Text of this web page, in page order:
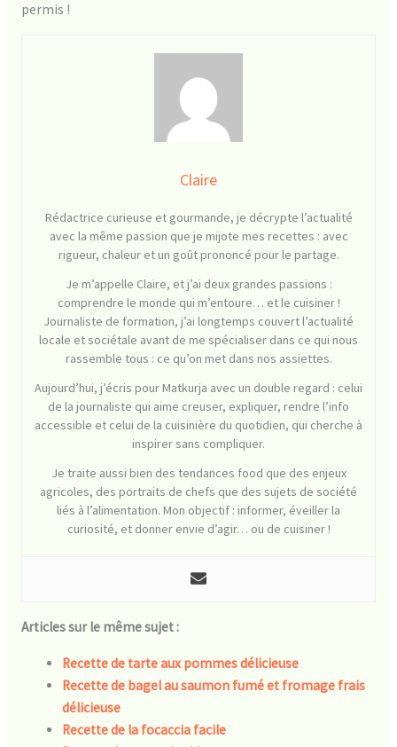
permis !
Claire
Rédactrice curieuse et gourmande, je décrypte l’actualité
avec la même passion que je mijote mes recettes : avec
rigueur, chaleur et un goût prononcé pour le partage.
Je m’appelle Claire, et j’ai deux grandes passions :
comprendre le monde qui m’entoure… et le cuisiner !
Journaliste de formation, j’ai longtemps couvert l’actualité
locale et sociétale avant de me spécialiser dans ce qui nous
rassemble tous : ce qu’on met dans nos assiettes.
Aujourd’hui, j’écris pour Matkurja avec un double regard : celui
de la journaliste qui aime creuser, expliquer, rendre l’info
accessible et celui de la cuisinière du quotidien, qui cherche à
inspirer sans compliquer.
Je traite aussi bien des tendances food que des enjeux
agricoles, des portraits de chefs que des sujets de société
liés à l’alimentation. Mon objectif : informer, éveiller la
curiosité, et donner envie d’agir… ou de cuisiner !
Articles sur le même sujet :
Recette de tarte aux pommes délicieuse
Recette de bagel au saumon fumé et fromage frais
délicieuse
Recette de la focaccia facile